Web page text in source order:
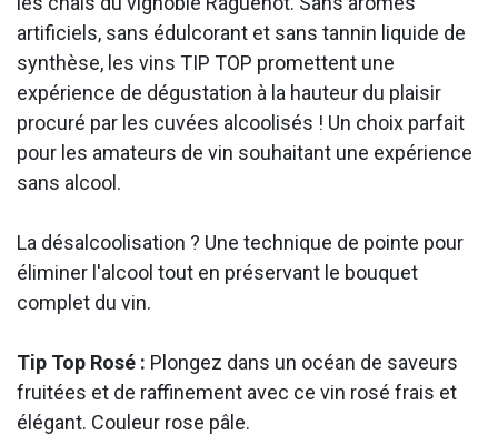
artificiels, sans édulcorant et sans tannin liquide de
synthèse, les vins TIP TOP promettent une
expérience de dégustation à la hauteur du plaisir
procuré par les cuvées alcoolisés ! Un choix parfait
pour les amateurs de vin souhaitant une expérience
sans alcool.
La désalcoolisation ? Une technique de pointe pour
éliminer l'alcool tout en préservant le bouquet
complet du vin.
Tip Top Rosé : Plongez dans un océan de saveurs
fruitées et de raffinement avec ce vin rosé frais et
élégant. Couleur rose pâle.